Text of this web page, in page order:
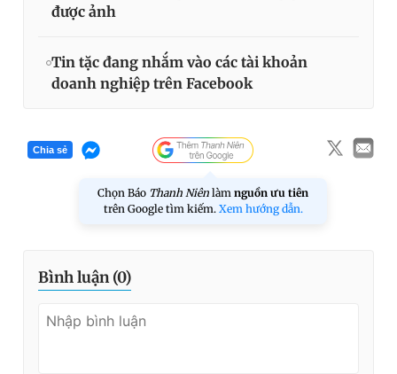
được ảnh
Tin tặc đang nhắm vào các tài khoản
doanh nghiệp trên Facebook
Chia sẻ
Chọn Báo Thanh Niên làm nguồn ưu tiên
trên Google tìm kiếm. Xem hướng dẫn.
Bình luận (0)